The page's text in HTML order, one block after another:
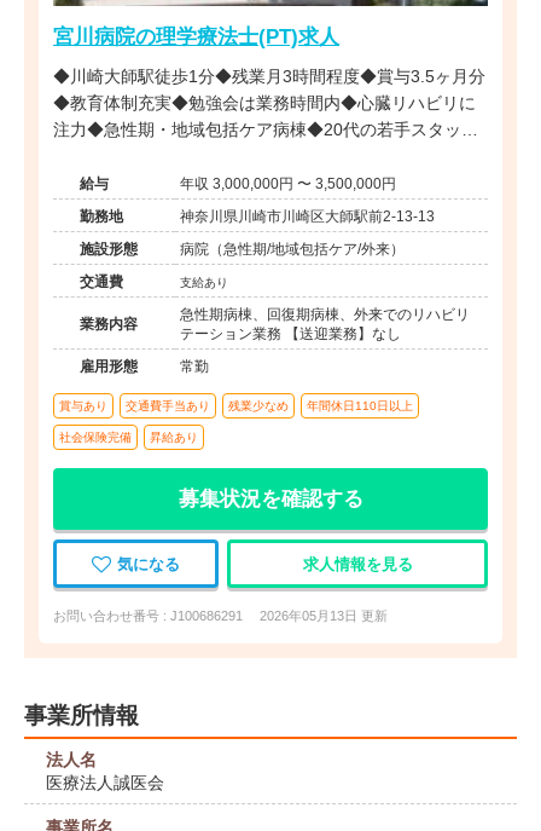
宮川病院の理学療法士(PT)求人
◆川崎大師駅徒歩1分◆残業月3時間程度◆賞与3.5ヶ月分
◆教育体制充実◆勉強会は業務時間内◆心臓リハビリに
注力◆急性期・地域包括ケア病棟◆20代の若手スタッフ
給与
年収 3,000,000円 〜 3,500,000円
勤務地
神奈川県川崎市川崎区大師駅前2-13-13
施設形態
病院（急性期/地域包括ケア/外来）
交通費
支給あり
業務内容
急性期病棟、回復期病棟、外来でのリハビリ
テーション業務 【送迎業務】なし
雇用形態
常勤
賞与あり 交通費手当あり 残業少なめ 年間休日110日以上
社会保険完備 昇給あり
募集状況を確認する
気になる 求人情報を見る
お問い合わせ番号 : J100686291 2026年05月13日 更新
事業所情報
法人名
医療法人誠医会